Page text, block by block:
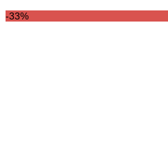
-33%